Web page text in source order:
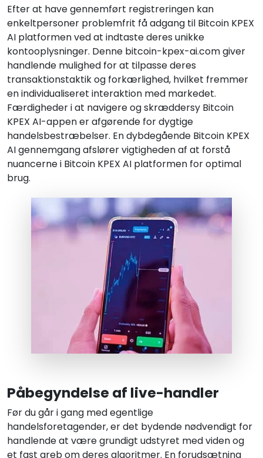
Efter at have gennemført registreringen kan
enkeltpersoner problemfrit få adgang til Bitcoin KPEX
AI platformen ved at indtaste deres unikke
kontooplysninger. Denne bitcoin-kpex-ai.com giver
handlende mulighed for at tilpasse deres
transaktionstaktik og forkærlighed, hvilket fremmer
en individualiseret interaktion med markedet.
Færdigheder i at navigere og skræddersy Bitcoin
KPEX AI-appen er afgørende for dygtige
handelsbestræbelser. En dybdegående Bitcoin KPEX
AI gennemgang afslører vigtigheden af at forstå
nuancerne i Bitcoin KPEX AI platformen for optimal
brug.
Påbegyndelse af live-handler
Før du går i gang med egentlige
handelsforetagender, er det bydende nødvendigt for
handlende at være grundigt udstyret med viden og
et fast greb om deres algoritmer. En forudsætning